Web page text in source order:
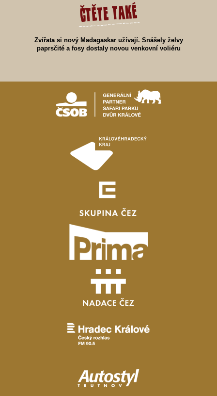
čtěte také
Zvířata si nový Madagaskar užívají. Snášely želvy
paprsčité a fosy dostaly novou venkovní voliéru